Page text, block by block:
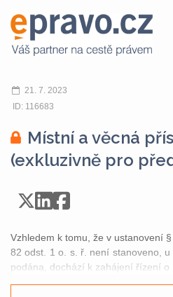
21. 7. 2023
ID: 116683
Místní a věcná
(exkluzivně pro
Vzhledem k tomu, že v ustanovení
82 odst. 1 o. s. ř. není stanoveno,
podána, dochází k zahájení řízení o